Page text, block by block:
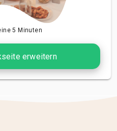
5 Minuten
erweitern